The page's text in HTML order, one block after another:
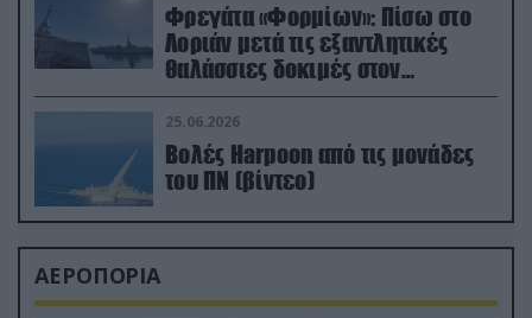
Φρεγάτα «Φορμίων»: Πίσω στο
Λοριάν μετά τις εξαντλητικές
θαλάσσιες δοκιμές στον
απαιτητικό Βισκαϊκό
25.06.2026
Βολές Harpoon από τις μονάδες
του ΠΝ (βίντεο)
ΑΕΡΟΠΟΡΙΑ